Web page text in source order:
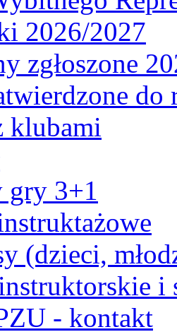
2026/2027
zgłoszone
klubami
gry 3+1
(dzieci,
i
- kontakt